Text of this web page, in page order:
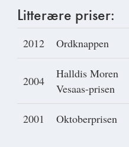
Litterære priser:
2012 Ordknappen
2004
Halldis Moren
Vesaas-prisen
2001 Oktoberprisen